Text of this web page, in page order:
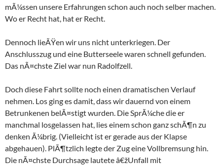
mÃ¼ssen unsere Erfahrungen schon auch noch selber machen.
Wo er Recht hat, hat er Recht.
Dennoch lieÃŸen wir uns nicht unterkriegen. Der
Anschlusszug und eine Butterseele waren schnell gefunden.
Das nÃ¤chste Ziel war nun Radolfzell.
Doch diese Fahrt sollte noch einen dramatischen Verlauf
nehmen. Los ging es damit, dass wir dauernd von einem
Betrunkenen belÃ¤stigt wurden. Die SprÃ¼che die er
manchmal losgelassen hat, lies einem schon ganz schÃ¶n zu
denken Ã¼brig. (Vielleicht ist er gerade aus der Klapse
abgehauen). PlÃ¶tzlich legte der Zug eine Vollbremsung hin.
Die nÃ¤chste Durchsage lautete â€žUnfall mit